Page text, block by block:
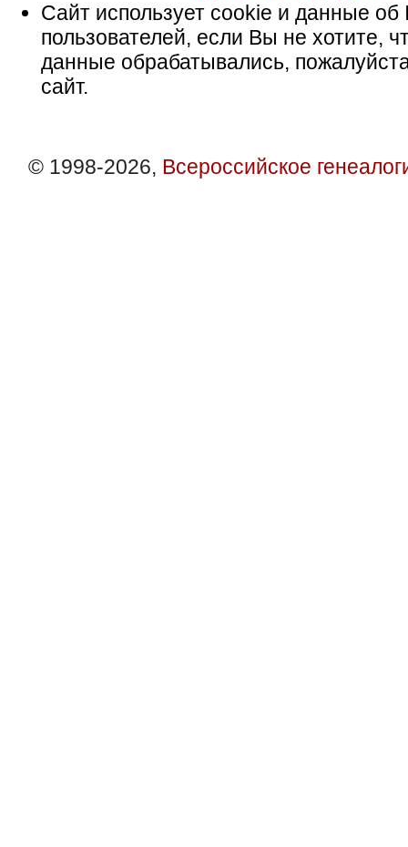
Сайт использует cookie и данные об
пользователей, если Вы не хотите,
данные обрабатывались,
сайт.
© 1998-2026, Всероссийское